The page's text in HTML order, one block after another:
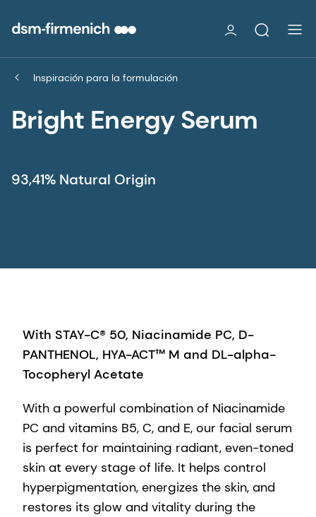
Inspiración para la formulación
Bright Energy Serum
93,41% Natural Origin
With STAY-C® 50, Niacinamide PC, D-
PANTHENOL, HYA-ACT™ M and DL-alpha-
Tocopheryl Acetate
With a powerful combination of Niacinamide
PC and vitamins B5, C, and E, our facial serum
is perfect for maintaining radiant, even-toned
skin at every stage of life. It helps control
hyperpigmentation, energizes the skin, and
restores its glow and vitality during the